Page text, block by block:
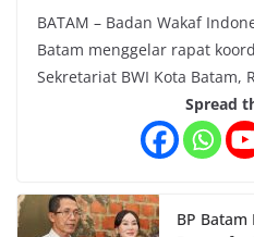
BATAM – Badan Wakaf
Batam menggelar rapat
Sekretariat BWI Kota Batam,
Spread
BP